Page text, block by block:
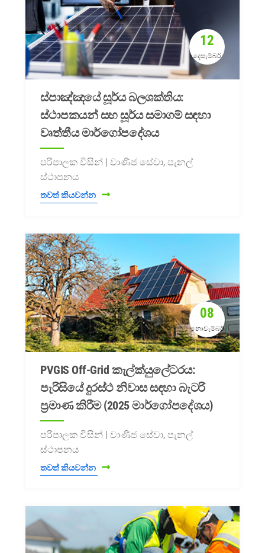
12
දෙසැම්බර්
ස්පාඤ්ඤයේ සූර්ය බලශක්තිය:
ස්ථාපකයන් සහ සූර්ය සමාගම් සඳහා
වෘත්තීය මාර්ගෝපදේශය
පරිපාලක විසින් | වාණිජ සේවා, පැනල්
ස්ථාපනය
තවත් කියවන්න
08
නොවැම්බර්
PVGIS Off-Grid කැල්ක්යුලේටරය:
පැරිසියේ දුරස්ථ නිවාස සඳහා බැටරි
ප්‍රමාණ කිරීම (2025 මාර්ගෝපදේශය)
පරිපාලක විසින් | වාණිජ සේවා, පැනල්
ස්ථාපනය
තවත් කියවන්න